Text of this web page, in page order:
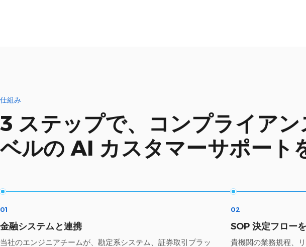
仕組み
3 ステップで、コンプライアン
ベルの AI カスタマーサポート
01
金融システムと連携
当社のエンジニアチームが、勘定系システム、証券取引プラッ
02
SOP 決定フロー
貴機関の業務規程、